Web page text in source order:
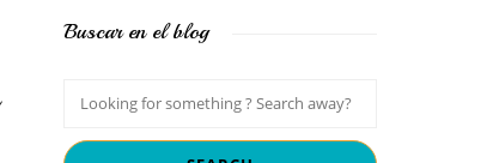
Buscar en el blog